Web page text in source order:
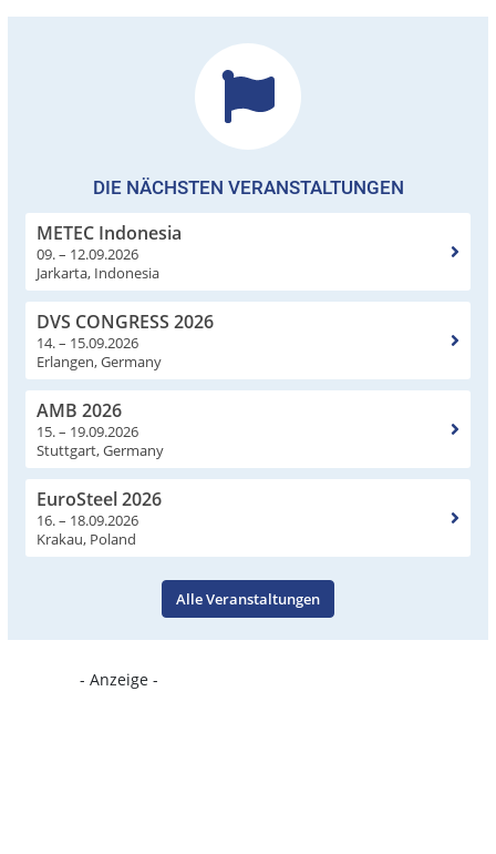
DIE NÄCHSTEN VERANSTALTUNGEN
METEC Indonesia
09. – 12.09.2026
Jarkarta, Indonesia
DVS CONGRESS 2026
14. – 15.09.2026
Erlangen, Germany
AMB 2026
15. – 19.09.2026
Stuttgart, Germany
EuroSteel 2026
16. – 18.09.2026
Krakau, Poland
Alle Veranstaltungen
- Anzeige -